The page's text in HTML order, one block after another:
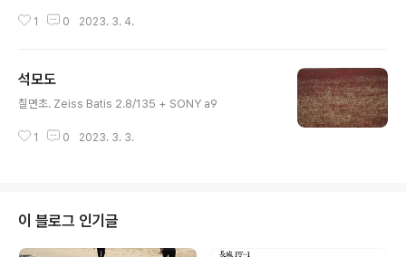
1 0 2023. 3. 4.
석모도
칠면초. Zeiss Batis 2.8/135 + SONY a9
1 0 2023. 3. 3.
이 블로그 인기글